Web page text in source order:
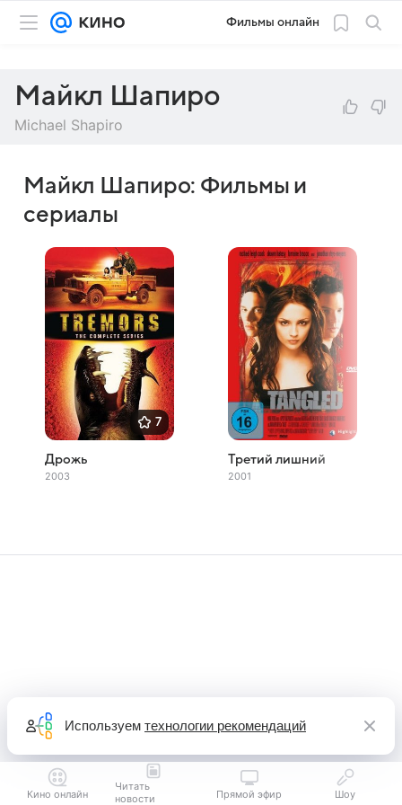
Фильмы онлайн
Майкл Шапиро
Michael Shapiro
Майкл Шапиро: Фильмы и
сериалы
7
Дрожь
2003
Третий лишний
2001
Кино онлайн
Читать
новости
Прямой эфир Шоу
Используем технологии рекомендаций